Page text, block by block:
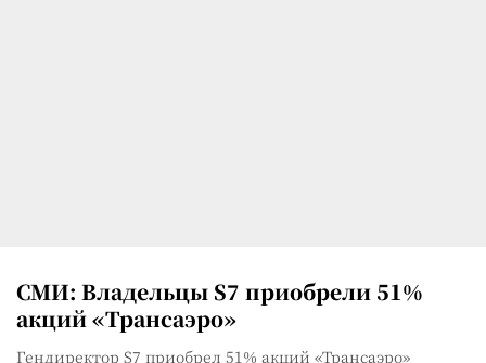
СМИ: Владельцы S7 приобрели 51%
акций «Трансаэро»
Гендиректор S7 приобрел 51% акций «Трансаэро»